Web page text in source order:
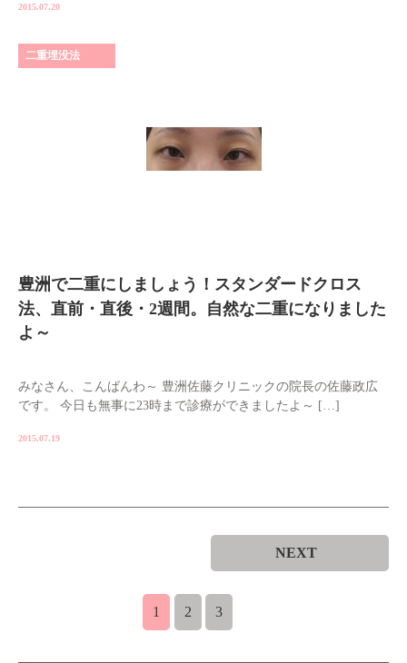
2015.07.20
二重埋没法
豊洲で二重にしましょう！スタンダードクロス
法、直前・直後・2週間。自然な二重になりました
よ～
みなさん、こんばんわ～ 豊洲佐藤クリニックの院長の佐藤政広
です。 今日も無事に23時まで診療ができましたよ～ […]
2015.07.19
1 2 3
NEXT